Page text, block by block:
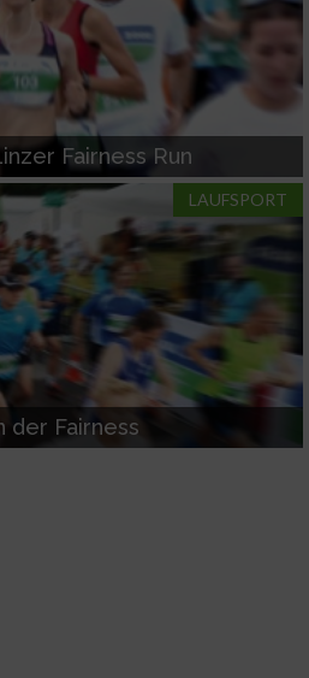
Fairness Run
LAUFSPORT
der Fairness